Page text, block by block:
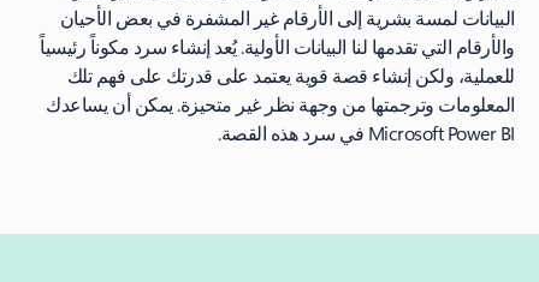
البيانات لمسة بشرية إلى الأرقام غير المشفرة في بعض الأحيان
والأرقام التي تقدمها لنا البيانات الأولية. يُعد إنشاء سرد مكوناً رئيسياً
للعملية، ولكن إنشاء قصة قوية يعتمد على قدرتك على فهم تلك
المعلومات وترجمتها من وجهة نظر غير متحيزة. يمكن أن يساعدك
Microsoft Power BI في سرد هذه القصة.